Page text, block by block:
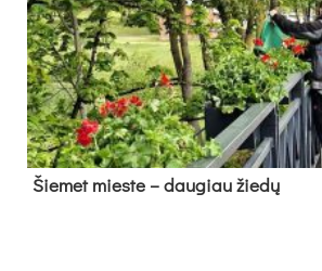
Šie­met mies­te – dau­giau žie­dų